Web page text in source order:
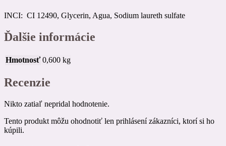
INCI: CI 12490, Glycerin, Agua, Sodium laureth sulfate
Ďalšie informácie
Hmotnosť 0,600 kg
Recenzie
Nikto zatiaľ nepridal hodnotenie.
Tento produkt môžu ohodnotiť len prihlásení zákazníci, ktorí si ho
kúpili.